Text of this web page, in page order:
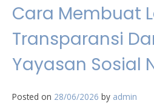
Cara Membuat
Transparansi
Yayasan Sosial
Posted on 28/06/2026 by admin